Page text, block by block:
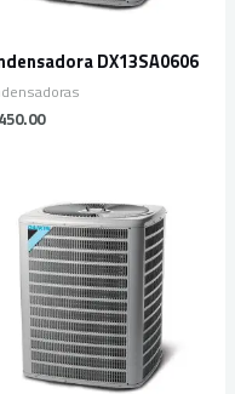
DX13SA0606